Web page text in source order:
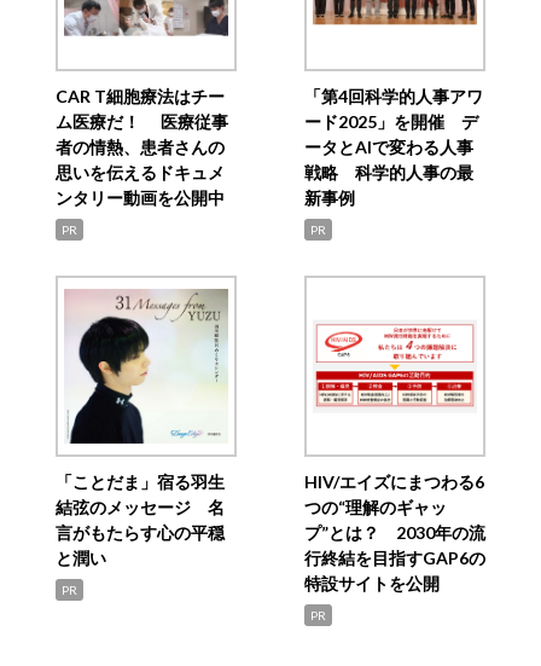
CAR T細胞療法はチー
ム医療だ！ 医療従事
者の情熱、患者さんの
思いを伝えるドキュメ
ンタリー動画を公開中
PR
「第4回科学的人事アワ
ード2025」を開催 デ
ータとAIで変わる人事
戦略 科学的人事の最
新事例
PR
「ことだま」宿る羽生
結弦のメッセージ 名
言がもたらす心の平穏
と潤い
PR
HIV/エイズにまつわる6
つの“理解のギャッ
プ”とは？ 2030年の流
行終結を目指すGAP6の
特設サイトを公開
PR